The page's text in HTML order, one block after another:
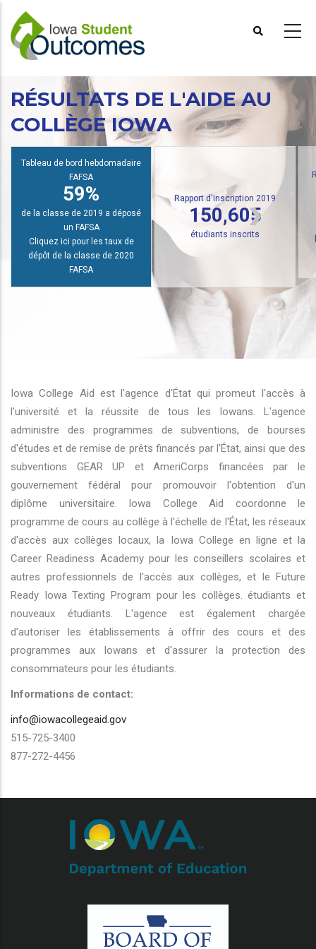
contenu
principal
RÉSULTATS DE L'AIDE AU
COLLÈGE IOWA
Tableau de bord hebdomadaire
FAFSA
59%
de la classe de 2019 a déposé
un FAFSA
Cliquez ici pour les taux de
dépôt de la classe de 2020
FAFSA
Rapport d'inscription 2019
150,605
étudiants inscrits
Iowa College Aid est l'agence d'État qui promeut l'accès à
l'université et la réussite de tous les Iowans. L'agence
administre des programmes de subventions, de bourses
d'études et de remise de prêts financés par l'État, ainsi que des
subventions GEAR UP et AmeriCorps financées par le
gouvernement fédéral pour promouvoir l'obtention d'un
diplôme universitaire. Iowa College Aid coordonne le
programme de cours au collège à l'échelle de l'État, les réseaux
d'accès aux collèges locaux, la Iowa College en ligne et la
Career Readiness Academy pour les conseillers scolaires et
autres professionnels de l'accès aux collèges, et le Future
Ready Iowa Texting Program pour les collèges. étudiants et
nouveaux étudiants. L'agence est également chargée
d'autoriser les établissements à offrir des cours et des
programmes aux Iowans et d'assurer la protection des
consommateurs pour les étudiants.
Informations de contact:
info@iowacollegeaid.gov
515-725-3400
877-272-4456